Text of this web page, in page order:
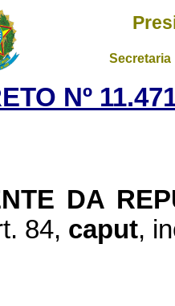
Nº
DA
84, caput,